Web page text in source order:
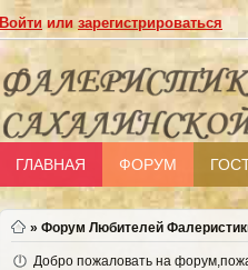
Войти илизарегистрироваться
ГЛАВНАЯ ФОРУМ
» Форум Любителей
Добро пожаловать на